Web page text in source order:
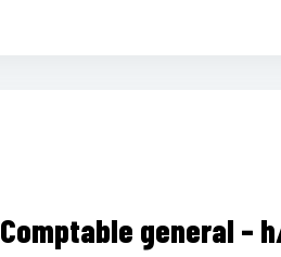
Comptable general –